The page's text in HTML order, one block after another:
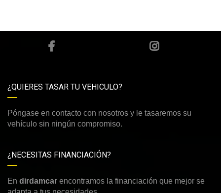
¿QUIERES TASAR TU VEHICULO?
Póngase en contacto con nosotros y le tasaremos su
vehículo sin ningún compromiso.
¿NECESITAS FINANCIACIÓN?
En dirdamcar encontramos la financiación que mejor se